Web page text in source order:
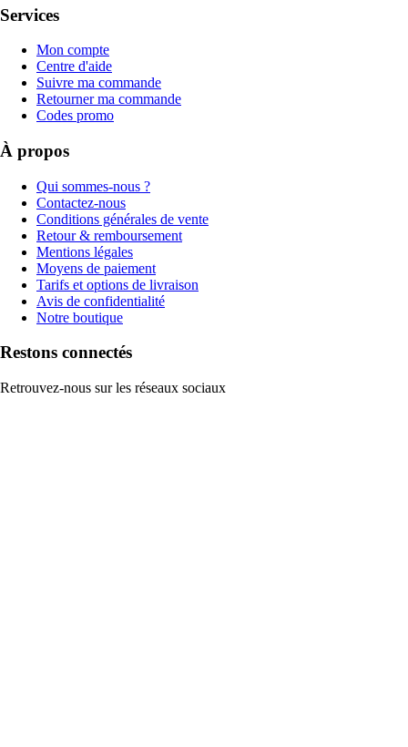
Services
Mon compte
Centre d'aide
Suivre ma commande
Retourner ma commande
Codes promo
À propos
Qui sommes-nous ?
Contactez-nous
Conditions générales de vente
Retour & remboursement
Mentions légales
Moyens de paiement
Tarifs et options de livraison
Avis de confidentialité
Notre boutique
Restons connectés
Retrouvez-nous sur les réseaux sociaux